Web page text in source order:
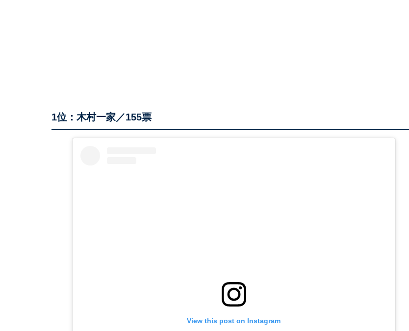
1位：木村一家／155票
View this post on Instagram